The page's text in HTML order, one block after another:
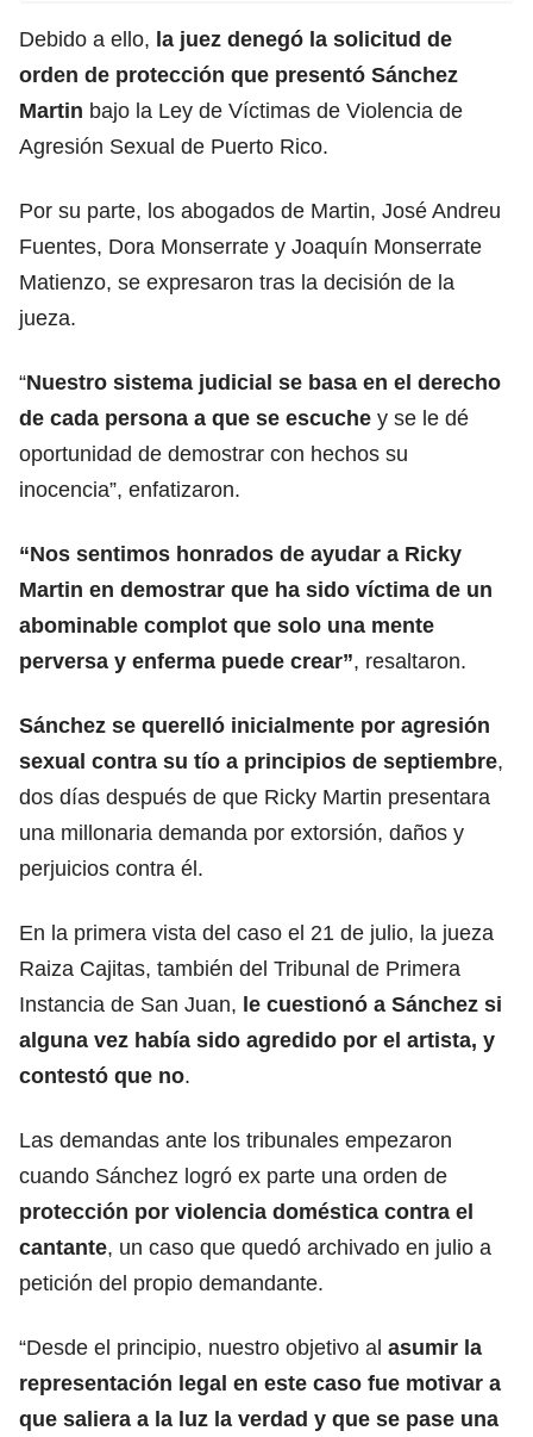
Debido a ello, la juez denegó la solicitud de
orden de protección que presentó Sánchez
Martin bajo la Ley de Víctimas de Violencia de
Agresión Sexual de Puerto Rico.
Por su parte, los abogados de Martin, José Andreu
Fuentes, Dora Monserrate y Joaquín Monserrate
Matienzo, se expresaron tras la decisión de la
jueza.
“Nuestro sistema judicial se basa en el derecho
de cada persona a que se escuche y se le dé
oportunidad de demostrar con hechos su
inocencia”, enfatizaron.
“Nos sentimos honrados de ayudar a Ricky
Martin en demostrar que ha sido víctima de un
abominable complot que solo una mente
perversa y enferma puede crear”, resaltaron.
Sánchez se querelló inicialmente por agresión
sexual contra su tío a principios de septiembre,
dos días después de que Ricky Martin presentara
una millonaria demanda por extorsión, daños y
perjuicios contra él.
En la primera vista del caso el 21 de julio, la jueza
Raiza Cajitas, también del Tribunal de Primera
Instancia de San Juan, le cuestionó a Sánchez si
alguna vez había sido agredido por el artista, y
contestó que no.
Las demandas ante los tribunales empezaron
cuando Sánchez logró ex parte una orden de
protección por violencia doméstica contra el
cantante, un caso que quedó archivado en julio a
petición del propio demandante.
“Desde el principio, nuestro objetivo al asumir la
representación legal en este caso fue motivar a
que saliera a la luz la verdad y que se pase una